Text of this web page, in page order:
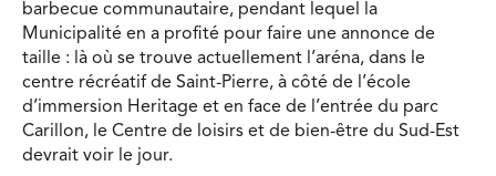
barbecue communautaire, pendant lequel la
Municipalité en a profité pour faire une annonce de
taille : là où se trouve actuellement l’aréna, dans le
centre récréatif de Saint-Pierre, à côté de l’école
d’immersion Heritage et en face de l’entrée du parc
Carillon, le Centre de loisirs et de bien-être du Sud-Est
devrait voir le jour.